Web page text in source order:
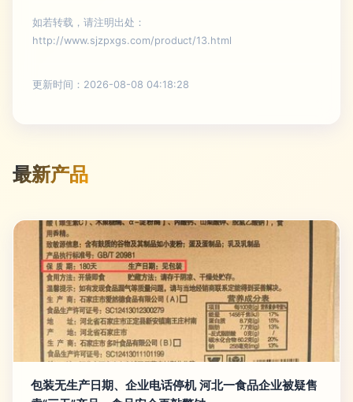
如若转载，请注明出处：
http://www.sjzpxgs.com/product/13.html
更新时间：2026-08-08 04:18:28
最新产品
包装无生产日期、企业电话停机 河北一食品企业被疑售